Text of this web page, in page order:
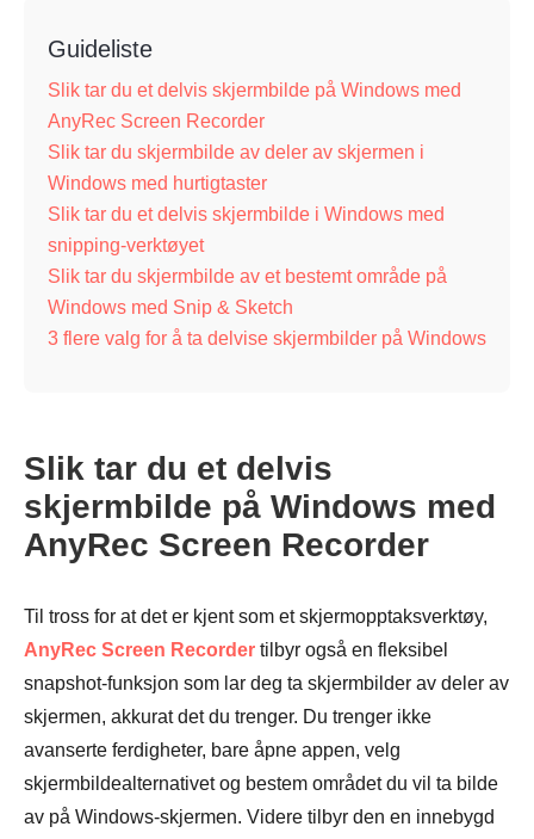
Guideliste
Slik tar du et delvis skjermbilde på Windows med
AnyRec Screen Recorder
Slik tar du skjermbilde av deler av skjermen i
Windows med hurtigtaster
Slik tar du et delvis skjermbilde i Windows med
snipping-verktøyet
Slik tar du skjermbilde av et bestemt område på
Windows med Snip & Sketch
3 flere valg for å ta delvise skjermbilder på Windows
Slik tar du et delvis
skjermbilde på Windows med
AnyRec Screen Recorder
Til tross for at det er kjent som et skjermopptaksverktøy,
AnyRec Screen Recorder tilbyr også en fleksibel
snapshot-funksjon som lar deg ta skjermbilder av deler av
skjermen, akkurat det du trenger. Du trenger ikke
avanserte ferdigheter, bare åpne appen, velg
skjermbildealternativet og bestem området du vil ta bilde
av på Windows-skjermen. Videre tilbyr den en innebygd